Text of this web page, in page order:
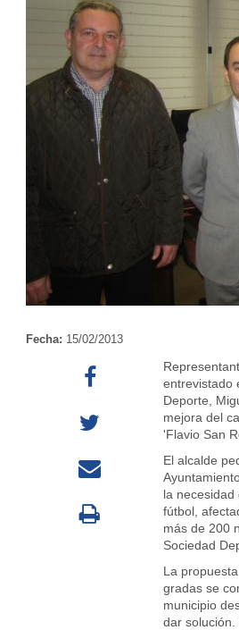
Fecha: 15/02/2013
entrevistado
Deporte,
mejora del
'Flavio San
El alcalde
la
fútbol,
más de 200
Sociedad
La
gradas se
municipio
dar